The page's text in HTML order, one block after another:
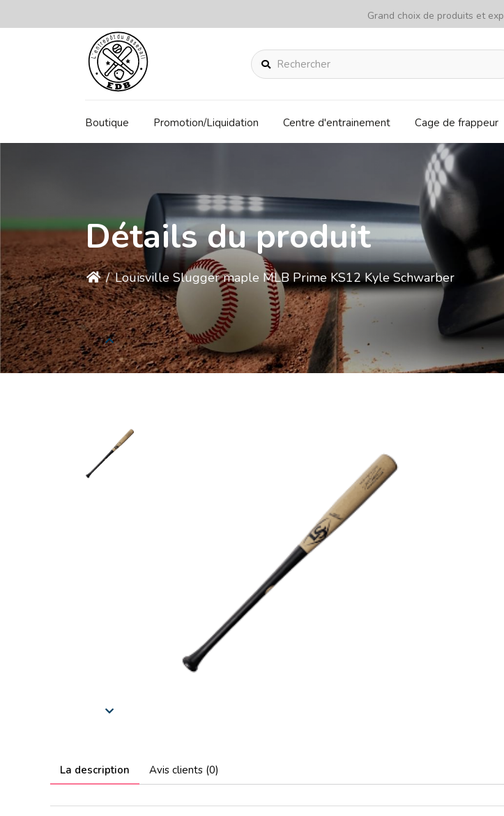
Grand choix de produits et
Rechercher
Boutique Promotion/Liquidation Centre d'entrainement Cage de frappeur
Détails du produit
/ Louisville Slugger maple MLB Prime KS12 Kyle Schwarber
La description Avis clients (0)